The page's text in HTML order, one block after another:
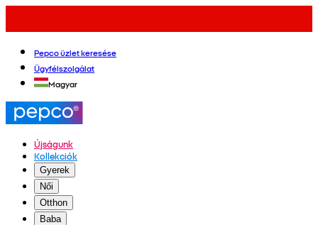
Pepco üzlet keresése
Ügyfélszolgálat
Magyar
Újságunk
Kollekciók
Gyerek
Női
Otthon
Baba